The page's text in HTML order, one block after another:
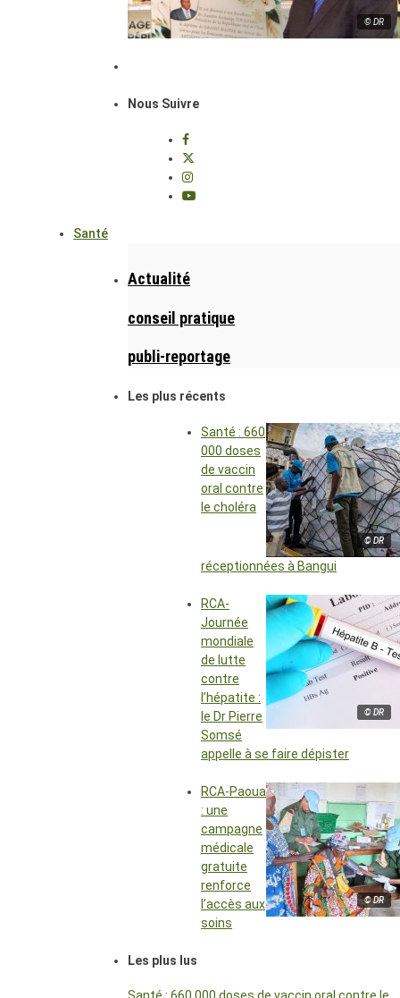
© DR
Nous Suivre
Santé
Actualité
conseil pratique
publi-reportage
Les plus récents
© DR
Santé : 660
000 doses
de vaccin
oral contre
le choléra
réceptionnées à Bangui
© DR
RCA-
Journée
mondiale
de lutte
contre
l’hépatite :
le Dr Pierre
Somsé
appelle à se faire dépister
© DR
RCA-Paoua
: une
campagne
médicale
gratuite
renforce
l’accès aux
soins
Les plus lus